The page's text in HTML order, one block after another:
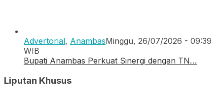
Advertorial, AnambasMinggu, 26/07/2026 - 09:39
WIB
Bupati Anambas Perkuat Sinergi dengan TN…
Liputan Khusus